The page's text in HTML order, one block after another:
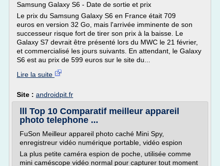
Samsung Galaxy S6 - Date de sortie et prix
Le prix du Samsung Galaxy S6 en France était 709
euros en version 32 Go, mais l'arrivée imminente de son
successeur risque fort de tirer son prix à la baisse. Le
Galaxy S7 devrait être présenté lors du MWC le 21 février,
et commercialisé les jours suivants. En attendant, le Galaxy
S6 est au prix de 599 euros sur le site du...
Lire la suite
Site : androidpit.fr
lll Top 10 Comparatif meilleur appareil
photo telephone ...
FuSon Meilleur appareil photo caché Mini Spy,
enregistreur vidéo numérique portable, vidéo espion
La plus petite caméra espion de poche, utilisée comme
mini caméscope vidéo normal pour capturer tout moment